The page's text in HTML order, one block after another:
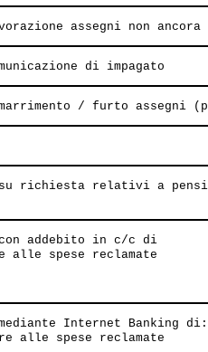
richiesta relativi a
con addebito in c/c di
spese reclamate
mediante Internet Banking di:
spese reclamate